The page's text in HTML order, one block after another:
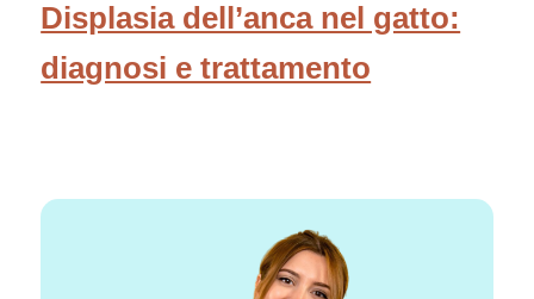
Displasia dell’anca nel gatto:
diagnosi e trattamento